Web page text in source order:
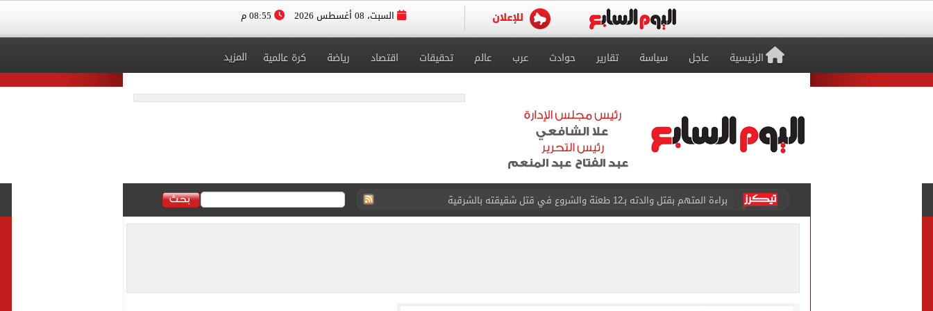
السبت، 08 أغسطس 2026
الرئيسية عاجل سياسة تقارير حوادث عرب عالم تحقيقات اقتصاد رياضة كرة عالمية المزيد
براءة المتهم بقتل والدته بـ12 طعنة والشروع في قتل شقيقته بالشرقية
بيتسو موسيماني مديرا فنيا لمنتخب جنوب أفريقيا
الزمالك يعلن التشكيل الكامل للجهاز الفني لفريق الكرة بقيادة معتمد جمال